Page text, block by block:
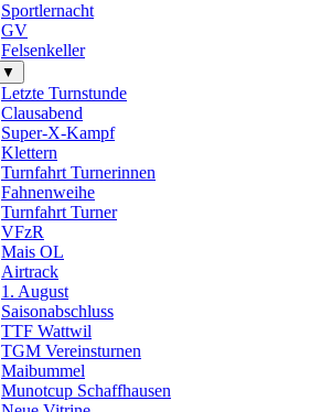
Sportlernacht
GV
Felsenkeller
▼
Letzte Turnstunde
Clausabend
Super-X-Kampf
Klettern
Turnfahrt Turnerinnen
Fahnenweihe
Turnfahrt Turner
VFzR
Mais OL
Airtrack
1. August
Saisonabschluss
TTF Wattwil
TGM Vereinsturnen
Maibummel
Munotcup Schaffhausen